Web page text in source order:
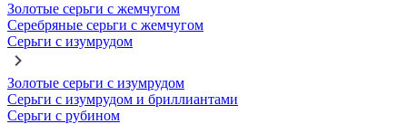
Золотые серьги с жемчугом
Серебряные серьги с жемчугом
Серьги с изумрудом
Золотые серьги с изумрудом
Серьги с изумрудом и бриллиантами
Серьги с рубином